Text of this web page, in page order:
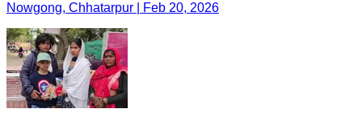
Nowgong, Chhatarpur | Feb 20, 2026